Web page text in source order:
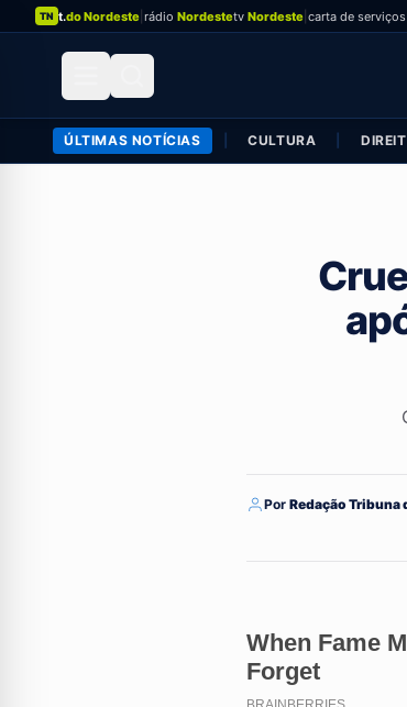
TN t.do Nordeste rádio Nordestetv Nordeste carta de serviços
ÚLTIMAS NOTÍCIAS CULTURA
Por Redação Tribuna